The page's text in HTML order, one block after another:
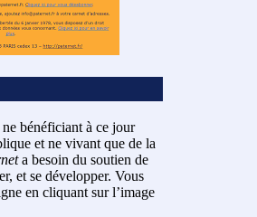
bénéficiant à ce jour
et ne vivant que de la
a besoin du soutien de
et se développer. Vous
en cliquant sur l’image